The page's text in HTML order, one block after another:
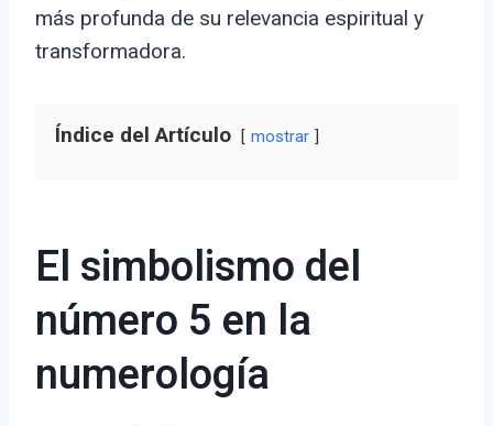
más profunda de su relevancia espiritual y
transformadora.
Índice del Artículo mostrar
El simbolismo del
número 5 en la
numerología